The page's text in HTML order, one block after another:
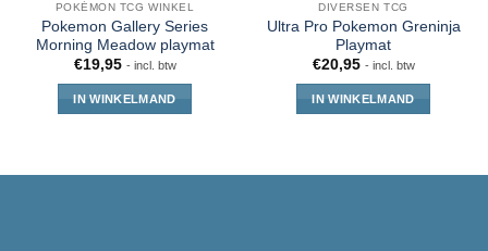
POKÉMON TCG WINKEL
Pokemon Gallery Series
Morning Meadow playmat
€19,95 - incl. btw
IN WINKELMAND
DIVERSEN TCG
Ultra Pro Pokemon Greninja
Playmat
€20,95 - incl. btw
IN WINKELMAND